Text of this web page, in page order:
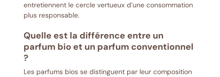
entretiennent le cercle vertueux d’une consommation
plus responsable.
Quelle est la différence entre un
parfum bio et un parfum conventionnel
?
Les parfums bios se distinguent par leur composition